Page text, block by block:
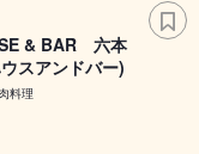
& BAR 六本
スアンドバー)
料理